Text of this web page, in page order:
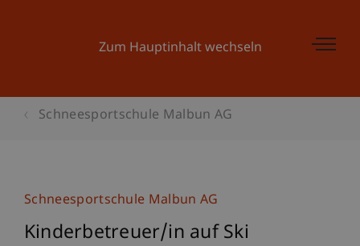
Zum Hauptinhalt wechseln
Schneesportschule Malbun AG
Schneesportschule Malbun AG
Kinderbetreuer/in auf Ski